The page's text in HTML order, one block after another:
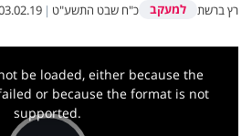
רץ ברשת למעקב כ"ח שבט התשע"ט |
be loaded, either because the
or because the format is not
supported.